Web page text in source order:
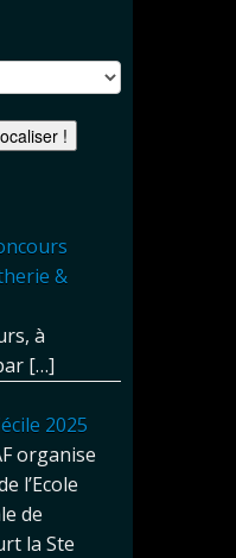
!
&
à
[…]
2025
organise
l’Ecole
de
la Ste